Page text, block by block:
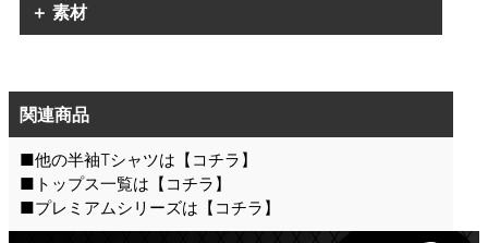
＋ 素材
関連商品
■他の半袖Tシャツは【 コチラ 】
■トップス一覧は【 コチラ 】
■プレミアムシリーズは【 コチラ 】